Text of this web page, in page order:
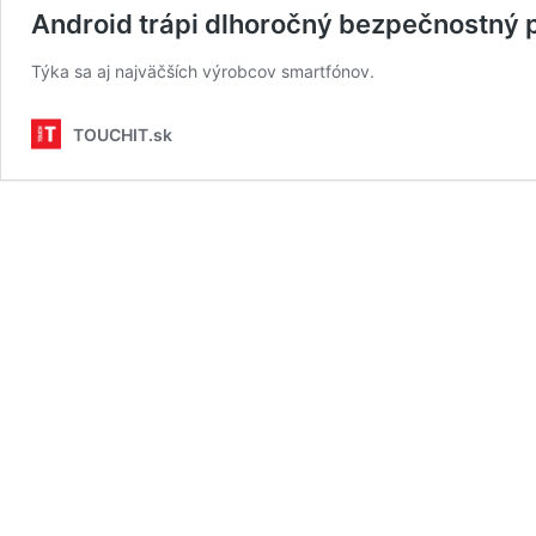
Android trápi dlhoročný bezpečnostný
Týka sa aj najväčších výrobcov smartfónov.
TOUCHIT.sk